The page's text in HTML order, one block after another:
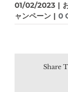
01/02/2023 |
ャンペーン | 0
Share